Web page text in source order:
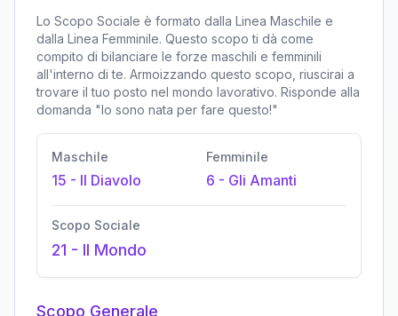
Lo Scopo Sociale è formato dalla Linea Maschile e
dalla Linea Femminile. Questo scopo ti dà come
compito di bilanciare le forze maschili e femminili
all'interno di te. Armoizzando questo scopo, riuscirai a
trovare il tuo posto nel mondo lavorativo. Risponde alla
domanda "Io sono nata per fare questo!"
Maschile
15 - Il Diavolo
Femminile
6 - Gli Amanti
Scopo Sociale
21 - Il Mondo
Scopo Generale